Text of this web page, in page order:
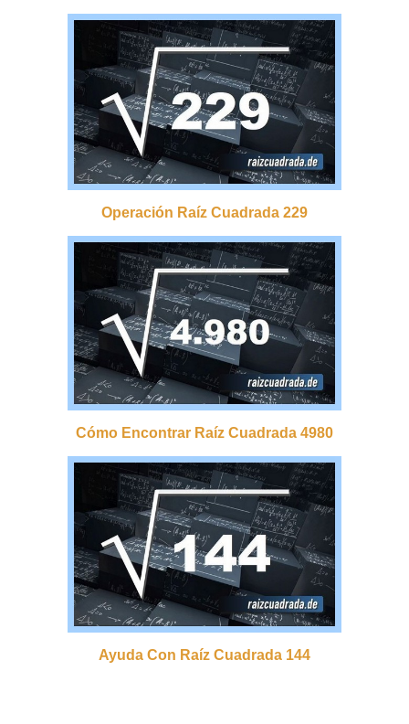
Operación Raíz Cuadrada 229
Cómo Encontrar Raíz Cuadrada 4980
Ayuda Con Raíz Cuadrada 144